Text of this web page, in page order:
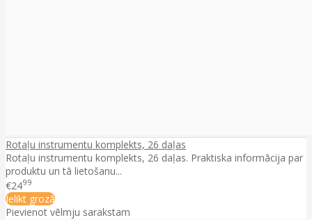
Rotaļu instrumentu komplekts, 26 daļas
Rotaļu instrumentu komplekts, 26 daļas. Praktiska informācija par
produktu un tā lietošanu...
€2499
Ielikt grozā
Pievienot vēlmju sarakstam